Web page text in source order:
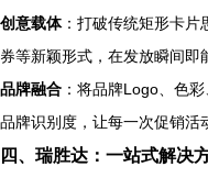
创意载体：打破传统矩形卡片
券等新颖形式，在发放瞬间即
品牌融合 ：将品牌Logo、色
品牌识别度，让每一次促销活
四、瑞胜达：一站式解决